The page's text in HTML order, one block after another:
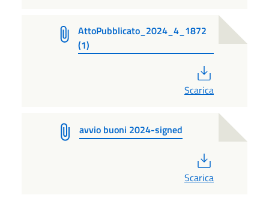
AttoPubblicato_2024_4_1872
(1)
Scarica
avvio buoni 2024-signed
Scarica